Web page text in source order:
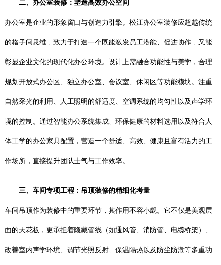
二、办公室装修：塑造高效办公空间
办公室是企业的形象窗口与创造力引擎。松江办公室装修应超越传统
的格子间思维，致力于打造一个既能激发员工潜能、促进协作，又能
彰显企业文化的现代化办公环境。设计上需融合功能性与美学，合理
规划开放式办公区、独立办公室、会议室、休闲区等功能模块。注重
自然采光的利用、人工照明的舒适度、空调系统的均匀性以及声学环
境的控制。通过智能办公系统集成、环保健康的材料选用以及符合人
体工学的办公家具配置，营造一个舒适、高效、健康且富有活力的工
作场所，直接提升团队士气与工作效率。
三、车间专项工程：吊顶装修的精细化考量
车间吊顶作为装修中的重要环节，其作用不容小觑。它不仅是美观层
面的天花板，更承担着隐藏管线（如通风管、消防管、电缆桥架）、
改善室内声学环境、调节光照反射、保温隔热以及防尘防潮等多重功